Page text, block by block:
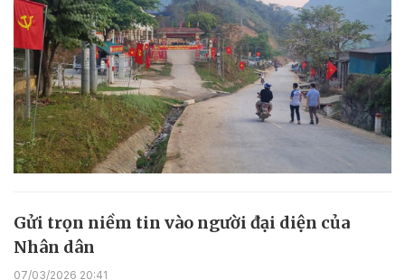
Gửi trọn niềm tin vào người đại diện của
Nhân dân
07/03/2026 20:41